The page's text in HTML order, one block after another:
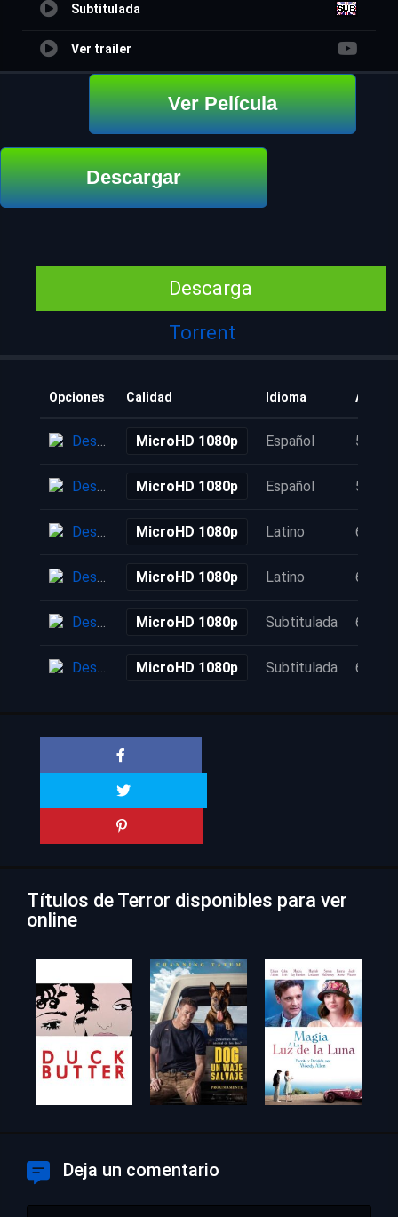
Subtitulada
Ver trailer
Ver Película
Descargar
Descarga
Torrent
Opciones Calidad Idioma
Descarga MicroHD 1080p Español 5 años
Descarga MicroHD 1080p Español 5 años
Descarga MicroHD 1080p Latino 6 años
Descarga MicroHD 1080p Latino 6 años
Descarga MicroHD 1080p Subtitulada 6 años
Descarga MicroHD 1080p Subtitulada 6 años
Títulos de Terror disponibles para ver
online
Deja un comentario